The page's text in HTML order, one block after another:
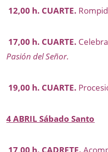
12,00 h. CUARTE.
17,00 h. CUARTE.
Pasión del Señor.
19,00 h. CUARTE.
4 ABRIL Sábado Santo